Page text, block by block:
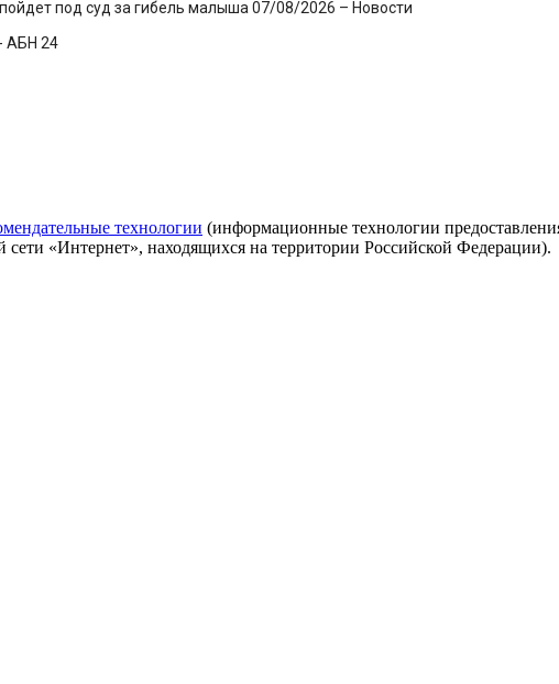
под суд за гибель малыша 07/08/2026 – Новости
АБН 24
технологии (информационные технологии
сети «Интернет», находящихся на территории Российской Федерации).